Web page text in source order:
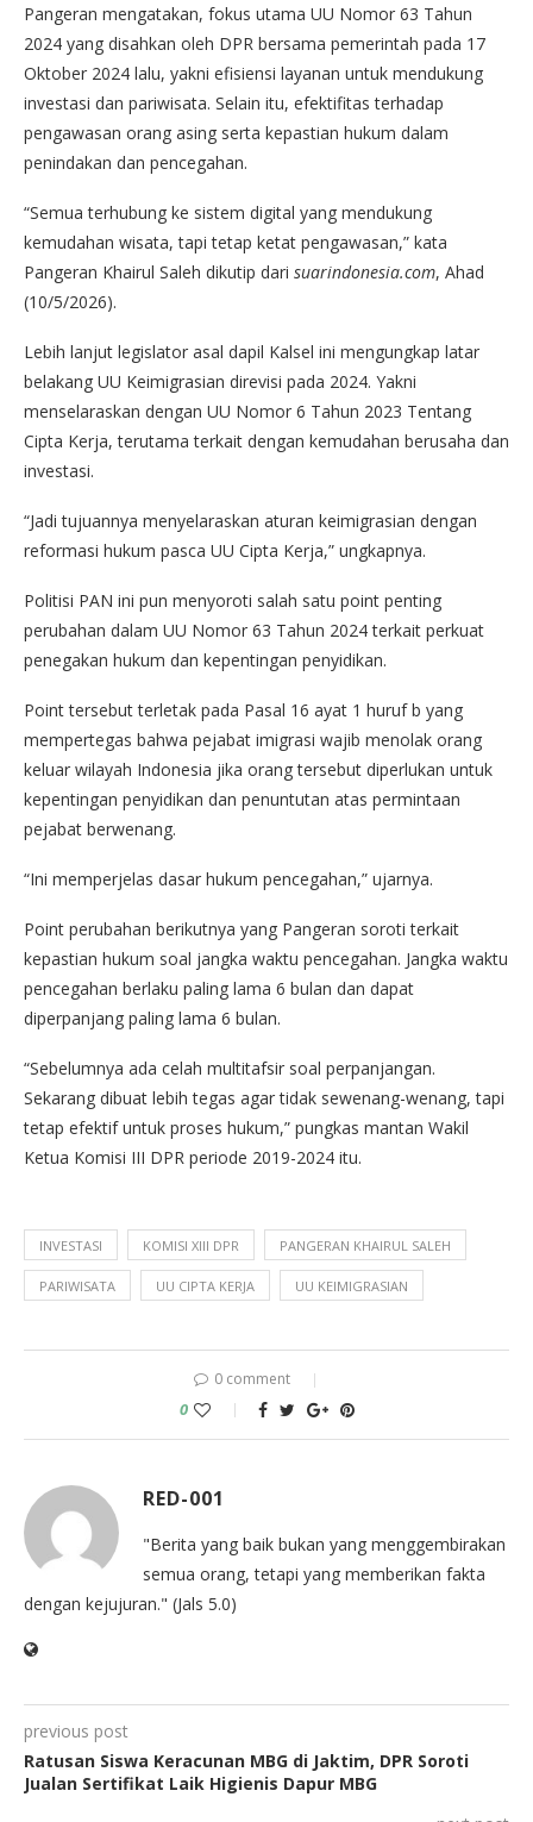
Pangeran mengatakan, fokus utama UU Nomor 63 Tahun
2024 yang disahkan oleh DPR bersama pemerintah pada 17
Oktober 2024 lalu, yakni efisiensi layanan untuk mendukung
investasi dan pariwisata. Selain itu, efektifitas terhadap
pengawasan orang asing serta kepastian hukum dalam
penindakan dan pencegahan.
“Semua terhubung ke sistem digital yang mendukung
kemudahan wisata, tapi tetap ketat pengawasan,” kata
Pangeran Khairul Saleh dikutip dari suarindonesia.com, Ahad
(10/5/2026).
Lebih lanjut legislator asal dapil Kalsel ini mengungkap latar
belakang UU Keimigrasian direvisi pada 2024. Yakni
menselaraskan dengan UU Nomor 6 Tahun 2023 Tentang
Cipta Kerja, terutama terkait dengan kemudahan berusaha dan
investasi.
“Jadi tujuannya menyelaraskan aturan keimigrasian dengan
reformasi hukum pasca UU Cipta Kerja,” ungkapnya.
Politisi PAN ini pun menyoroti salah satu point penting
perubahan dalam UU Nomor 63 Tahun 2024 terkait perkuat
penegakan hukum dan kepentingan penyidikan.
Point tersebut terletak pada Pasal 16 ayat 1 huruf b yang
mempertegas bahwa pejabat imigrasi wajib menolak orang
keluar wilayah Indonesia jika orang tersebut diperlukan untuk
kepentingan penyidikan dan penuntutan atas permintaan
pejabat berwenang.
“Ini memperjelas dasar hukum pencegahan,” ujarnya.
Point perubahan berikutnya yang Pangeran soroti terkait
kepastian hukum soal jangka waktu pencegahan. Jangka waktu
pencegahan berlaku paling lama 6 bulan dan dapat
diperpanjang paling lama 6 bulan.
“Sebelumnya ada celah multitafsir soal perpanjangan.
Sekarang dibuat lebih tegas agar tidak sewenang-wenang, tapi
tetap efektif untuk proses hukum,” pungkas mantan Wakil
Ketua Komisi III DPR periode 2019-2024 itu.
INVESTASI KOMISI XIII DPR PANGERAN KHAIRUL SALEH
PARIWISATA UU CIPTA KERJA UU KEIMIGRASIAN
0 comment
0
RED-001
"Berita yang baik bukan yang menggembirakan
semua orang, tetapi yang memberikan fakta
dengan kejujuran." (Jals 5.0)
previous post
Ratusan Siswa Keracunan MBG di Jaktim, DPR Soroti
Jualan Sertifikat Laik Higienis Dapur MBG